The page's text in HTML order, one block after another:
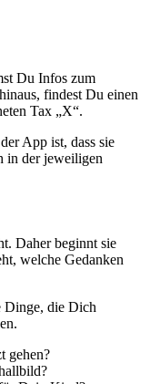
Du Infos zum
findest Du einen
Tax „X“.
App ist, dass sie
in der jeweiligen
Daher beginnt sie
welche Gedanken
Dinge, die Dich
gehen?